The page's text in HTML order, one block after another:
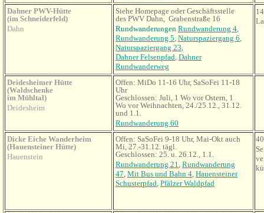
Dahner PWV-Hütte
(im Schneiderfeld)
Dahn
Siehe Homepage oder Geschäftsstelle
des PWV Dahn, Grabenstraße 16
Rundwanderungen Rundwanderung 4,
Rundwanderung 5, Naturspaziergang 6,
Naturspaziergang 23,
Dahner Felsenpfad, Dahner
Rundwanderweg
Deidesheimer Hütte
(Waldschenke
im Mühltal)
Deidesheim
Offen: MiDo 11-16 Uhr, SaSoFei 11-18
Uhr
Geschlossen: Juli, 1 Wo vor Ostern, 1
Wo vor Weihnachten, 24./25.12., 31.12.
und 1.1.
Rundwanderung 60
Dicke Eiche Wanderheim
(Hauensteiner Hütte)
Hauenstein
Offen: SaSoFei 9-18 Uhr, Mai-Okt auch
Mi, 27.-31.12. tägl.
Geschlossen: 25. u. 26.12., 1.1.
Rundwanderung 21, Rundwanderung
47, Mit Bus und Bahn 4, Hauensteiner
Schusterpfad, Pfälzer Waldpfad